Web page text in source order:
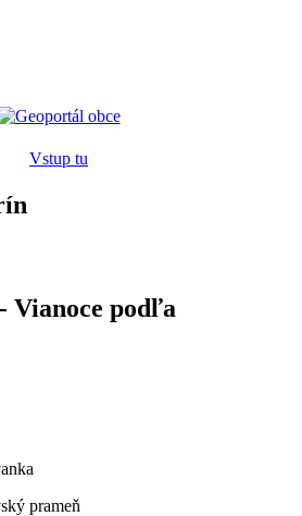
Vstup tu
Vianoce podľa
prameň